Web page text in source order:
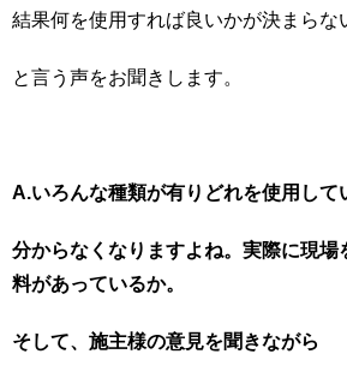
結果何を使用すれば良いかが決まらな
と言う声をお聞きします。
A.いろんな種類が有りどれを使用して
分からなくなりますよね。実際に現場
料があっているか。
そして、施主様の意見を聞きながら